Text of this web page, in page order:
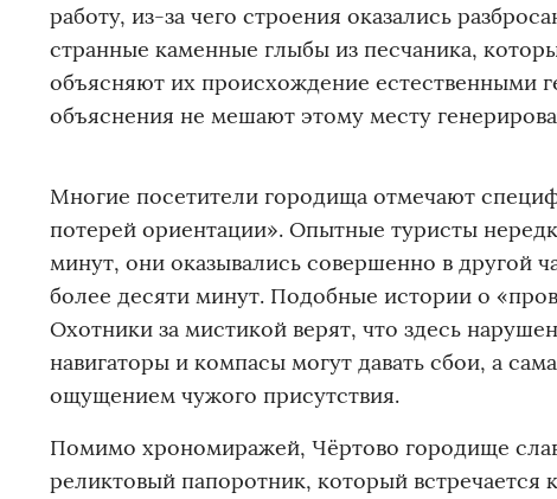
работу, из-за чего строения оказались
странные каменные глыбы из песчаника,
объясняют их происхождение естественными
объяснения не мешают этому месту
Многие посетители городища отмечают
потерей ориентации». Опытные туристы
минут, они оказывались совершенно в другой
более десяти минут. Подобные истории о
Охотники за мистикой верят, что здесь
навигаторы и компасы могут давать сбои, а
ощущением чужого присутствия.
Помимо хрономиражей, Чёртово городище
реликтовый папоротник, который